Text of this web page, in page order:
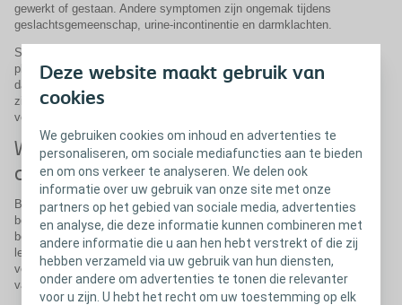
Deze website maakt gebruik van
cookies
We gebruiken cookies om inhoud en advertenties te
personaliseren, om sociale mediafuncties aan te bieden
en om ons verkeer te analyseren. We delen ook
informatie over uw gebruik van onze site met onze
partners op het gebied van sociale media, advertenties
en analyse, die deze informatie kunnen combineren met
andere informatie die u aan hen hebt verstrekt of die zij
hebben verzameld via uw gebruik van hun diensten,
onder andere om advertenties te tonen die relevanter
voor u zijn. U hebt het recht om uw toestemming op elk
gewerkt of gestaan. Andere symptomen zijn ongemak tijdens
geslachtsgemeenschap, urine-incontinentie en darmklachten.
Sommige vrouwen proberen om het verzakte orgaan terug op zijn
plaats te duwen om het urineren te vergemakkelijken, of ze merken
dat de druk vanzelf minder wordt als ze 's nachts op bed liggen. Er
zijn verschillende soorten bekkenorgaanverzakking met
verschillende namen, afhankelijk van de betrokken organen.
Wat veroorzaakt bekken-
orgaanverzakking?
Bekken-orgaanverzakking ontstaat doordat de spieren in de
bekkenbodem zijn opgerekt of niet sterk genoeg zijn om de
bekkenorganen op hun plaats te houden. Het is geen
levensbedreigende aandoening, maar kan wel pijn en ongemak
veroorzaken en een grote invloed hebben op uw dagelijkse kwaliteit
van leven.